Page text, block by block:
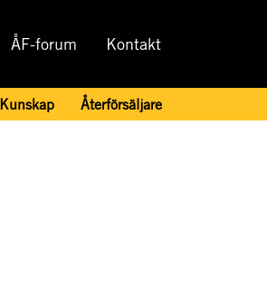
ÅF-forum Kontakt
Kunskap Återförsäljare